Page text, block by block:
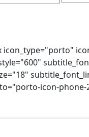
icon-